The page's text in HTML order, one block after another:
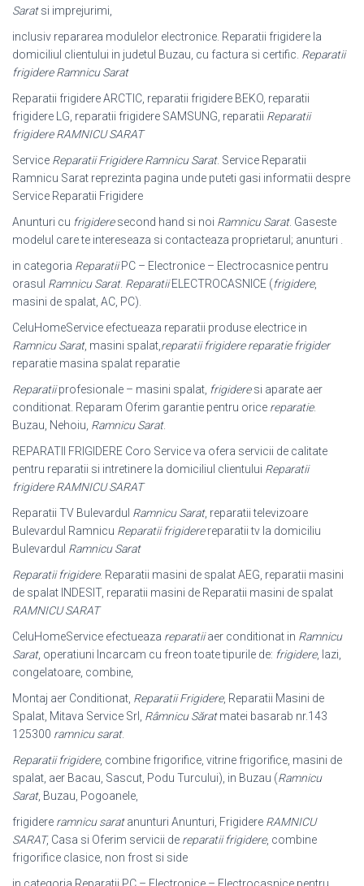
Saratsi imprejurimi,
inclusiv repararea modulelor electronice. Reparatii frigidere la
domiciliul clientului in judetul Buzau, cu factura si certific. Reparatii
frigidere Ramnicu Sarat
Reparatii frigidere ARCTIC, reparatii frigidere BEKO, reparatii
frigidere LG, reparatii frigidere SAMSUNG, reparatii Reparatii
frigidere RAMNICU SARAT
Service Reparatii Frigidere Ramnicu Sarat. Service Reparatii
Ramnicu Sarat reprezinta pagina unde puteti gasi informatii despre
Service Reparatii Frigidere
Anunturi cu frigideresecond hand si noi Ramnicu Sarat. Gaseste
modelul care te intereseaza si contacteaza proprietarul; anunturi .
in categoria ReparatiiPC – Electronice – Electrocasnice pentru
orasul Ramnicu Sarat. ReparatiiELECTROCASNICE (frigidere,
masini de spalat, AC, PC).
CeluHomeService efectueaza reparatii produse electrice in
Ramnicu Sarat, masini spalat, reparatii frigidere reparatie frigider
reparatie masina spalat reparatie
Reparatiiprofesionale – masini spalat, frigideresi aparate aer
conditionat. Reparam Oferim garantie pentru orice reparatie.
Buzau, Nehoiu, Ramnicu Sarat.
REPARATII FRIGIDERE Coro Service va ofera servicii de calitate
pentru reparatii si intretinere la domiciliul clientului Reparatii
frigidere RAMNICU SARAT
Reparatii TV Bulevardul Ramnicu Sarat, reparatii televizoare
Bulevardul Ramnicu Reparatii frigiderereparatii tv la domiciliu
Bulevardul Ramnicu Sarat
Reparatii frigidere. Reparatii masini de spalat AEG, reparatii masini
de spalat INDESIT, reparatii masini de Reparatii masini de spalat
RAMNICU SARAT
CeluHomeService efectueaza reparatiiaer conditionat in Ramnicu
Sarat, operatiuni Incarcam cu freon toate tipurile de: frigidere, lazi,
congelatoare, combine,
Montaj aer Conditionat, Reparatii Frigidere, Reparatii Masini de
Spalat, Mitava Service Srl, Râmnicu Săratmatei basarab nr.143
125300 ramnicu sarat.
Reparatii frigidere, combine frigorifice, vitrine frigorifice, masini de
spalat, aer Bacau, Sascut, Podu Turcului), in Buzau (Ramnicu
Sarat, Buzau, Pogoanele,
frigidere ramnicu saratanunturi Anunturi, Frigidere RAMNICU
SARAT, Casa si Oferim servicii de reparatii frigidere, combine
frigorifice clasice, non frost si side